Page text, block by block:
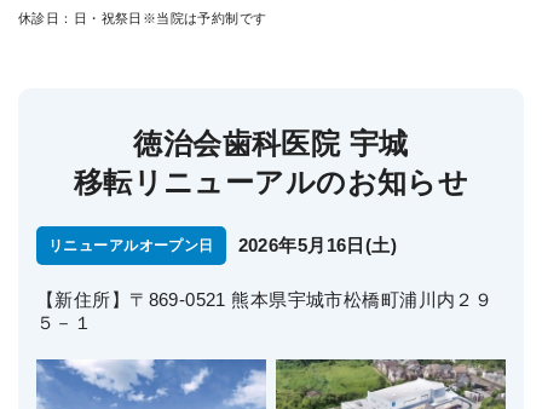
休診日：日・祝祭日 ※当院は予約制です
徳治会歯科医院 宇城
移転リニューアルのお知らせ
リニューアルオープン日 2026年5月16日(土)
【新住所】〒869-0521 熊本県宇城市松橋町浦川内２９
５－１